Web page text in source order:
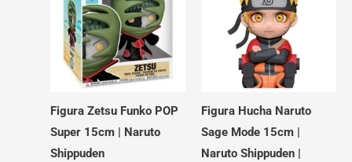
Figura Zetsu Funko POP
Super 15cm | Naruto
Shippuden
Figura Hucha Naruto
Sage Mode 15cm |
Naruto Shippuden |